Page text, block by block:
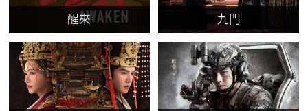
醒來 九門